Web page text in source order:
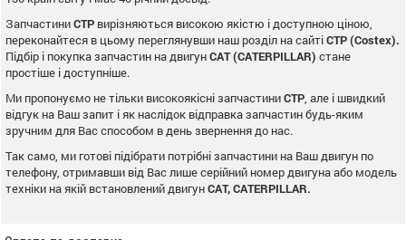
ЗапчастиниCTP вирізняються високою якістю і доступною ціною,
переконайтеся в цьому переглянувши наш розділ на сайтіCTP (Costex).
Підбір і покупка запчастин на двигунCAT (CATERPILLAR) стане
простіше і доступніше.
Ми пропонуємо не тільки високоякісні запчастиниCTP , але і швидкий
відгук на Ваш запит і як наслідок відправка запчастин будь-яким
зручним для Вас способом в день звернення до нас.
Так само, ми готові підібрати потрібні запчастини на Ваш двигун по
телефону, отримавши від Вас лише серійний номер двигуна або модель
техніки на якій встановлений двигунCAT, CATERPILLAR.